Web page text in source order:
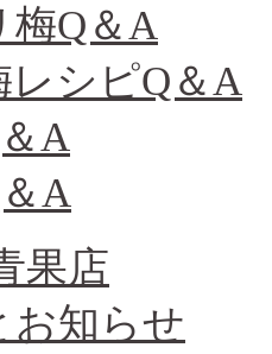
梅Q＆A
レシピQ＆A
A
A
果店
お知らせ